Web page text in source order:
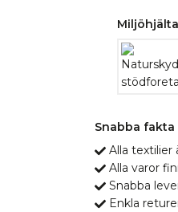
Snabba fakta
Alla textilier
Alla varor
Snabba
Enkla